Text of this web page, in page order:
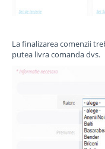
La finalizarea comenzii
putea livra comanda dvs.